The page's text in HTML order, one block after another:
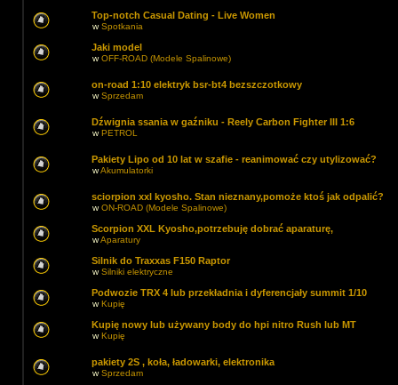
Top-notch Сasual Dating - Live Women
wSpotkania
Jaki model
wOFF-ROAD (Modele Spalinowe)
on-road 1:10 elektryk bsr-bt4 bezszczotkowy
wSprzedam
Dźwignia ssania w gaźniku - Reely Carbon Fighter III 1:6
wPETROL
Pakiety Lipo od 10 lat w szafie - reanimować czy utylizować?
wAkumulatorki
sciorpion xxl kyosho. Stan nieznany,pomoże ktoś jak odpalić?
wON-ROAD (Modele Spalinowe)
Scorpion XXL Kyosho,potrzebuję dobrać aparaturę,
wAparatury
Silnik do Traxxas F150 Raptor
wSilniki elektryczne
Podwozie TRX 4 lub przekładnia i dyferencjały summit 1/10
wKupię
Kupię nowy lub używany body do hpi nitro Rush lub MT
wKupię
pakiety 2S , koła, ładowarki, elektronika
wSprzedam